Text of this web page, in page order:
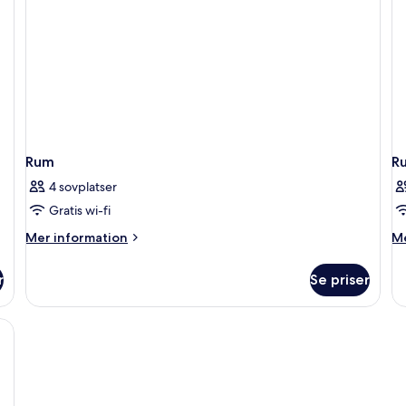
Rum
4 sovplatser
Gratis wi-fi
Mer information
Mer
Se priser